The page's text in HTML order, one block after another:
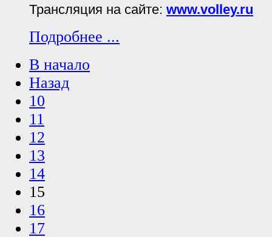
Трансляция на сайте: www.volley.ru
Подробнее ...
В начало
Назад
10
11
12
13
14
15
16
17